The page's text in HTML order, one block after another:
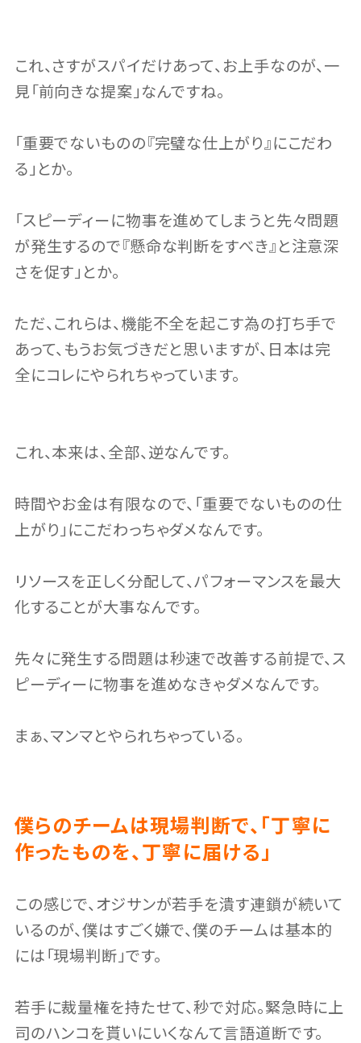
これ、さすがスパイだけあって、お上手なのが、一
見「前向きな提案」なんですね。
「重要でないものの『完璧な仕上がり』にこだわ
る」とか。
「スピーディーに物事を進めてしまうと先々問題
が発生するので『懸命な判断をすべき』と注意深
さを促す」とか。
ただ、これらは、機能不全を起こす為の打ち手で
あって、もうお気づきだと思いますが、日本は完
全にコレにやられちゃっています。
これ、本来は、全部、逆なんです。
時間やお金は有限なので、「重要でないものの仕
上がり」にこだわっちゃダメなんです。
リソースを正しく分配して、パフォーマンスを最大
化することが大事なんです。
先々に発生する問題は秒速で改善する前提で、ス
ピーディーに物事を進めなきゃダメなんです。
まぁ、マンマとやられちゃっている。
僕らのチームは現場判断で、「丁寧に
作ったものを、丁寧に届ける」
この感じで、オジサンが若手を潰す連鎖が続いて
いるのが、僕はすごく嫌で、僕のチームは基本的
には「現場判断」です。
若手に裁量権を持たせて、秒で対応。緊急時に上
司のハンコを貰いにいくなんて言語道断です。